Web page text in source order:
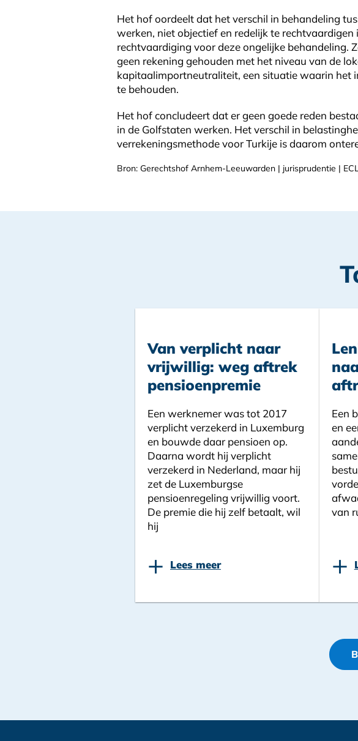
Het hof oordeelt dat het verschil in behandeling
werken, niet objectief en redelijk te
rechtvaardiging voor deze ongelijke behandeling.
geen rekening gehouden met het niveau van de
kapitaalimportneutraliteit, een situatie waarin het
te behouden.
Het hof concludeert dat er geen goede reden
in de Golfstaten werken. Het verschil in
verrekeningsmethode voor Turkije is daarom
Bron: Gerechtshof Arnhem-Leeuwarden | jurisprudentie |
Van verplicht naar
vrijwillig: weg aftrek
pensioenpremie
Een werknemer was tot 2017
verplicht verzekerd in Luxemburg
en bouwde daar pensioen op.
Daarna wordt hij verplicht
verzekerd in Nederland, maar hij
zet de Luxemburgse
pensioenregeling vrijwillig voort.
De premie die hij zelf betaalt, wil
hij
+ Lees meer
Een
en
van
+